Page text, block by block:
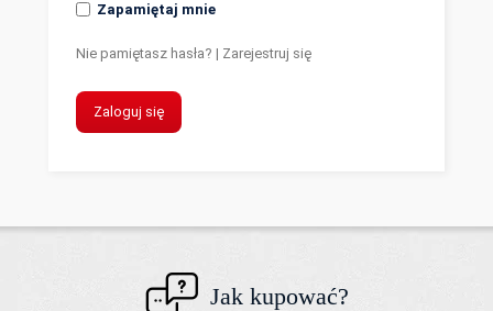
Zapamiętaj mnie
Nie pamiętasz hasła? | Zarejestruj się
Zaloguj się
Jak kupować?